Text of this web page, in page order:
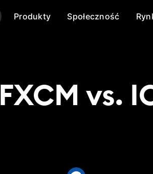
Produkty Społeczność
FXCM vs.